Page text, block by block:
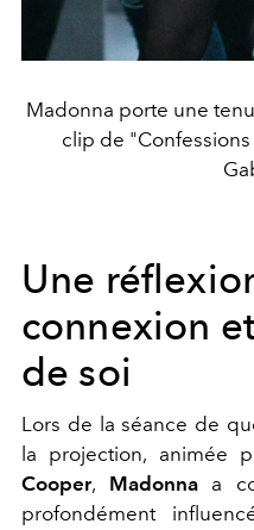
Madonna porte une
clip de
Une
connexion
de soi
Lors de la séance de
la projection, animée
Cooper, Madonnaa
profondément